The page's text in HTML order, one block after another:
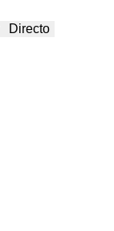
Directo